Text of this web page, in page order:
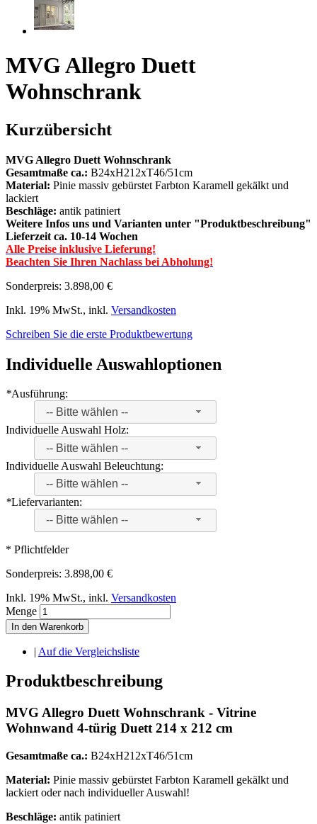
MVG Allegro Duett
Wohnschrank
Kurzübersicht
MVG Allegro Duett Wohnschrank
Gesamtmaße ca.: B24xH212xT46/51cm
Material: Pinie massiv gebürstet Farbton Karamell gekälkt und
lackiert
Beschläge: antik patiniert
Weitere Infos uns und Varianten unter "Produktbeschreibung"
Lieferzeit ca. 10-14 Wochen
Alle Preise inklusive Lieferung!
Beachten Sie Ihren Nachlass bei Abholung!
Sonderpreis: 3.898,00 €
Inkl. 19% MwSt., inkl. Versandkosten
Schreiben Sie die erste Produktbewertung
Individuelle Auswahloptionen
*Ausführung:
-- Bitte wählen --
Individuelle Auswahl Holz:
-- Bitte wählen --
Individuelle Auswahl Beleuchtung:
-- Bitte wählen --
*Liefervarianten:
-- Bitte wählen --
* Pflichtfelder
Sonderpreis: 3.898,00 €
Inkl. 19% MwSt., inkl. Versandkosten
Menge
In den Warenkorb
| Auf die Vergleichsliste
Produktbeschreibung
MVG Allegro Duett Wohnschrank - Vitrine
Wohnwand 4-türig Duett 214 x 212 cm
Gesamtmaße ca.: B24xH212xT46/51cm
Material: Pinie massiv gebürstet Farbton Karamell gekälkt und
lackiert oder nach individueller Auswahl!
Beschläge: antik patiniert